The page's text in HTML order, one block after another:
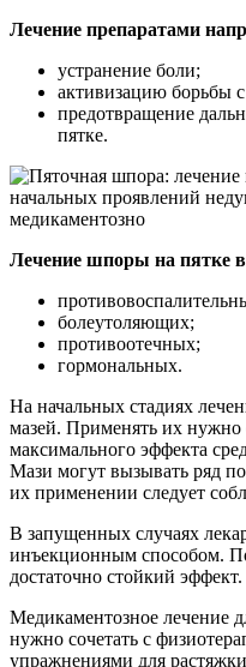
Лечение препаратами
устранение боли;
активизацию борьбы
предотвращение
пятке.
начальных проявлений
медикаментозно
Лечение шпоры на пятке
болеутоляющих;
противоотечных;
гормональных.
На начальных стадиях
мазей. Применять их
максимального эффекта
Мази могут вызывать ряд
их применении следует
В запущенных случаях
инъекционным способом.
достаточно стойкий эффект.
Медикаментозное лечение
нужно сочетать с
упражнениями для